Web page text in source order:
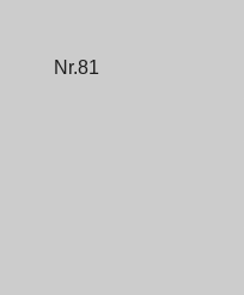
Nr.81